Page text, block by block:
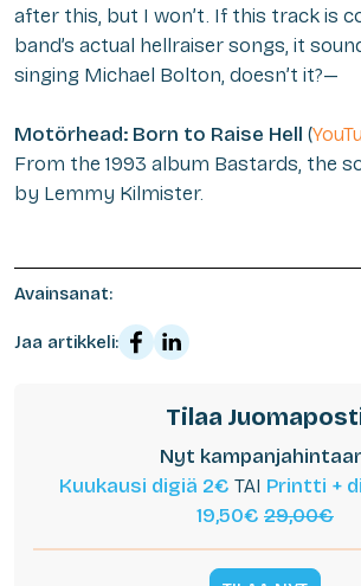
after this, but I won’t. If this track is
band’s actual hellraiser songs, it
singing Michael Bolton, doesn’t it?—
Motörhead: Born to Raise Hell (
From the 1993 album Bastards, the
by Lemmy Kilmister.
Avainsanat:
Jaa artikkeli:
Tilaa
Nyt
Kuukausi digiä 2€ TAI Printti +
19,50€ 29,00€